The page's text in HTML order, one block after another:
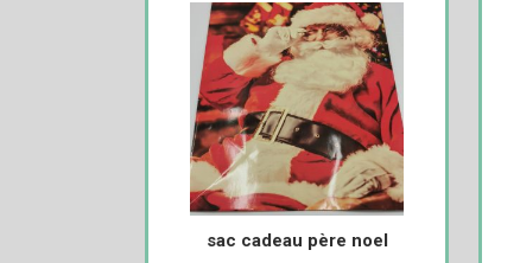
sac cadeau père noel